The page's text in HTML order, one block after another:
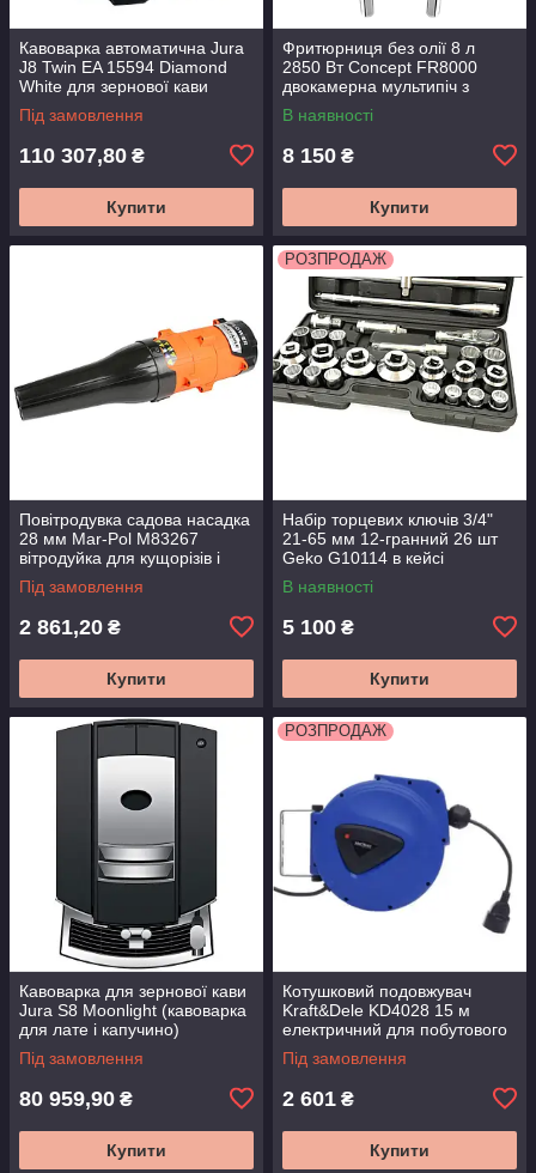
Кавоварка автоматична Jura
J8 Twin EA 15594 Diamond
White для зернової кави
Під замовлення
110 307,80 ₴
Купити
Фритюрниця без олії 8 л
2850 Вт Concept FR8000
двокамерна мультипіч з
таймером та сенсорним
керуванням
В наявності
8 150 ₴
Купити
Повітродувка садова насадка
28 мм Mar-Pol M83267
вітродуйка для кущорізів і
тримерів
Під замовлення
2 861,20 ₴
Купити
РОЗПРОДАЖ
Набір торцевих ключів 3/4"
21-65 мм 12-гранний 26 шт
Geko G10114 в кейсі
В наявності
5 100 ₴
Купити
Кавоварка для зернової кави
Jura S8 Moonlight (кавоварка
для лате і капучино)
Під замовлення
80 959,90 ₴
Купити
РОЗПРОДАЖ
Котушковий подовжувач
Kraft&Dele KD4028 15 м
електричний для побутового
використання
Під замовлення
2 601 ₴
Купити